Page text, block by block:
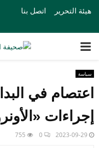
هيئة التحرير اتصل بنا
PRIMARY
MENU
سياسة
اعتصام في
إجراءات
2023-09-29
0
755